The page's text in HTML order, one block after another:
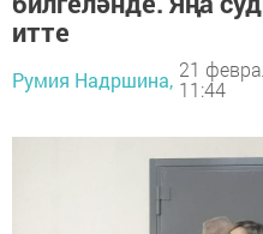
итте
Румия Надршина, 21
11:44